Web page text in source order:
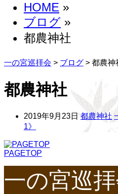
HOME »
ブログ »
都農神社
一の宮巡拝会 > ブログ > 都農神
都農神社
2019年9月23日 都農神社
1》
PAGETOP
一の宮巡